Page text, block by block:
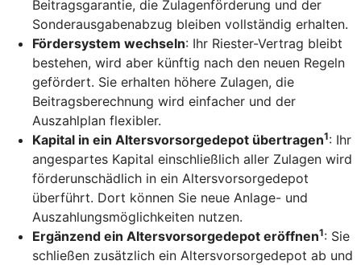
Beitragsgarantie, die Zulagenförderung und der
Sonderausgabenabzug bleiben vollständig erhalten.
Fördersystem wechseln: Ihr Riester-Vertrag bleibt
bestehen, wird aber künftig nach den neuen Regeln
gefördert. Sie erhalten höhere Zulagen, die
Beitragsberechnung wird einfacher und der
Auszahlplan flexibler.
Kapital in ein Altersvorsorgedepot übertragen1: Ihr
angespartes Kapital einschließlich aller Zulagen wird
förderunschädlich in ein Altersvorsorgedepot
überführt. Dort können Sie neue Anlage- und
Auszahlungsmöglichkeiten nutzen.
Ergänzend ein Altersvorsorgedepot eröffnen1: Sie
schließen zusätzlich ein Altersvorsorgedepot ab und